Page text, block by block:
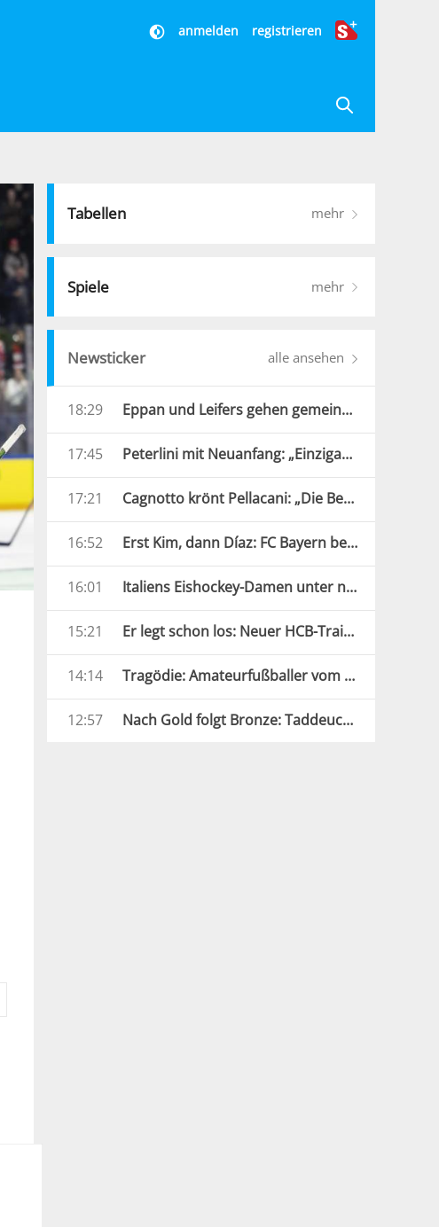
anmelden registrieren
Tabellen mehr
Spiele mehr
Newsticker alle ansehen
18:29 Eppan und Leifers gehen gemeinsame Wege
17:45 Peterlini mit Neuanfang: „Einzigartige und verrückte Jahre“
17:21 Cagnotto krönt Pellacani: „Die Beste Europas“
16:52 Erst Kim, dann Díaz: FC Bayern besiegt Aston Villa
16:01 Italiens Eishockey-Damen unter neuer Führung
15:21 Er legt schon los: Neuer HCB-Trainer mit Kaltstart
14:14 Tragödie: Amateurfußballer vom Blitz getroffen
12:57 Nach Gold folgt Bronze: Taddeucci in Paris weiter stark